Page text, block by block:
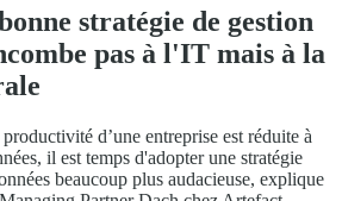
stratégie de gestion
pas à l'IT mais à la
d’une entreprise est réduite à
il est temps d'adopter une stratégie
beaucoup plus audacieuse, explique